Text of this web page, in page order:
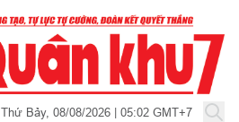
Thứ Bảy, 08/08/2026 | 05:02 GMT+7